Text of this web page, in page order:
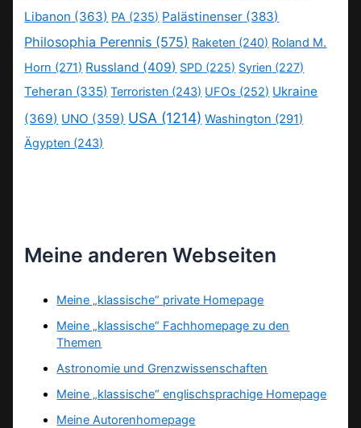
Libanon (363) PA (235) Palästinenser (383)
Philosophia Perennis (575) Raketen (240) Roland M.
Horn (271) Russland (409) SPD (225) Syrien (227)
Teheran (335) Terroristen (243) UFOs (252) Ukraine
(369) UNO (359) USA (1214) Washington (291)
Ägypten (243)
Meine anderen Webseiten
Meine „klassische“ private Homepage
Meine „klassische“ Fachhomepage zu den
Themen
Astronomie und Grenzwissenschaften
Meine „klassische“ englischsprachige Homepage
Meine Autorenhomepage